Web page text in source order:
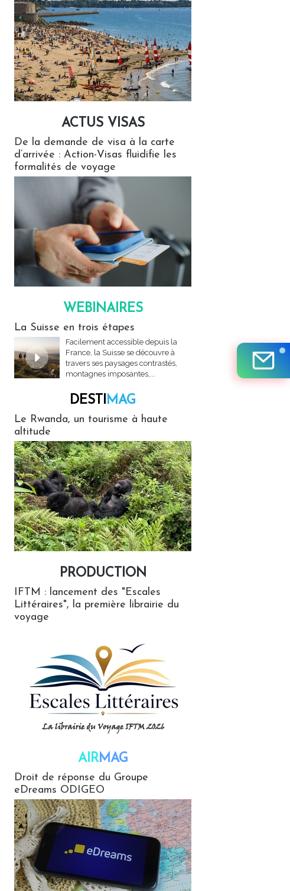
ACTUS VISAS
De la demande de visa à la carte
d’arrivée : Action-Visas fluidifie les
formalités de voyage
WEBINAIRES
La Suisse en trois étapes
Facilement accessible depuis la
France, la Suisse se découvre à
travers ses paysages contrastés,
montagnes imposantes,...
DESTIMAG
Le Rwanda, un tourisme à haute
altitude
PRODUCTION
IFTM : lancement des "Escales
Littéraires", la première librairie du
voyage
AIRMAG
Droit de réponse du Groupe
eDreams ODIGEO